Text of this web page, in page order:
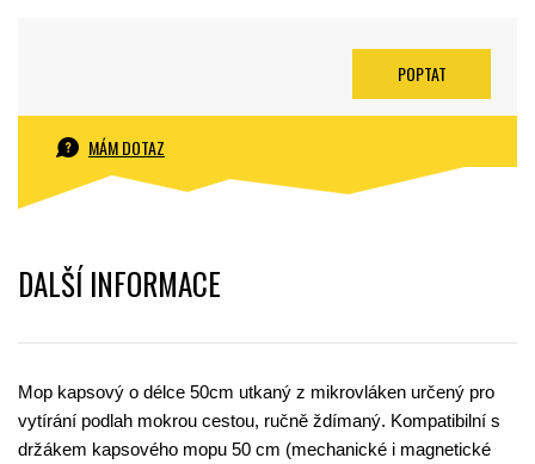
POPTAT
MÁM DOTAZ
DALŠÍ INFORMACE
Mop kapsový o délce 50cm utkaný z mikrovláken určený pro
vytírání podlah mokrou cestou, ručně ždímaný. Kompatibilní s
držákem kapsového mopu 50 cm (mechanické i magnetické